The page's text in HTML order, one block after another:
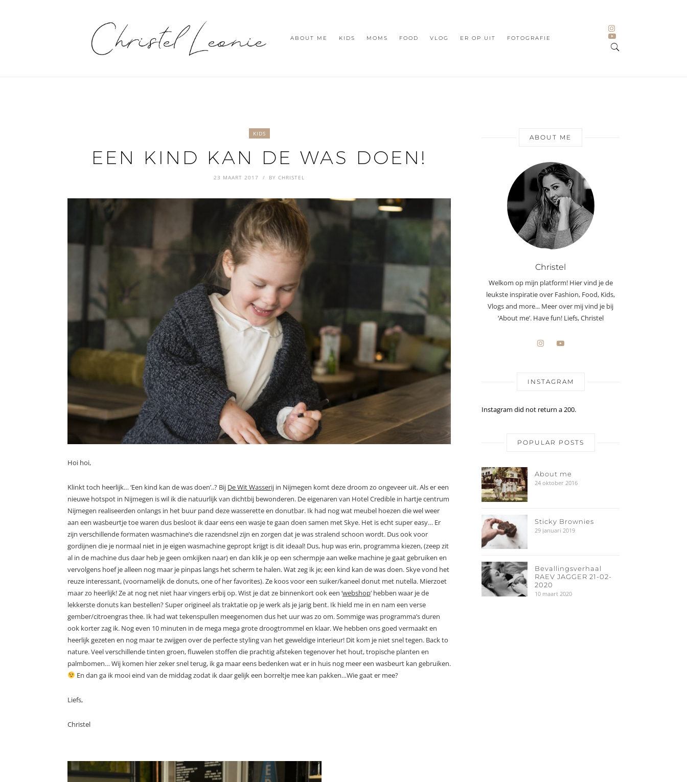
ABOUT ME KIDS MOMS FOOD VLOG ER OP UIT FOTOGRAFIE
KIDS
EEN KIND KAN DE WAS DOEN!
23 MAART 2017 BY CHRISTEL
Hoi hoi,
Klinkt toch heerlijk… ‘Een kind kan de was doen’..? Bij De Wit Wasserij in Nijmegen komt deze droom zo ongeveer uit. Als er een
nieuwe hotspot in Nijmegen is wil ik die natuurlijk van dichtbij bewonderen. De eigenaren van Hotel Credible in hartje centrum
Nijmegen realiseerden onlangs in het buur pand deze wasserette en donutbar. Ik had nog wat meubel hoezen die wel weer
aan een wasbeurtje toe waren dus besloot ik daar eens een wasje te gaan doen samen met Skye. Het is echt super easy… Er
zijn verschillende formaten wasmachine’s die razendsnel zijn en zorgen dat je was stralend schoon wordt. Dus ook voor
gordijnen die je normaal niet in je eigen wasmachine gepropt krijgt is dit ideaal! Dus, hup was erin, programma kiezen, (zeep zit
al in de machine dus daar heb je geen omkijken naar) en dan klik je op een schermpje aan welke machine je gaat gebruiken en
vervolgens hoef je alleen nog maar je pinpas langs het scherm te halen. Wat zeg ik je; een kind kan de was doen. Skye vond het
reuze interessant, (voornamelijk de donuts, one of her favorites). Ze koos voor een suiker/kaneel donut met nutella. Mierzoet
maar zo heerlijk! Ze at nog net niet haar vingers erbij op. Wist je dat ze binnenkort ook een ‘webshop‘ hebben waar je de
lekkerste donuts kan bestellen? Super origineel als traktatie op je werk als je jarig bent. Ik hield me in en nam een verse
gember/citroengras thee. Ik had wat tekenspullen meegenomen dus het uur was zo om. Sommige was programma’s duren
ook korter zag ik. Nog even 10 minuten in de mega mega grote droogtrommel en klaar. We hebben ons goed vermaakt en
heerlijk gezeten en nog maar te zwijgen over de perfecte styling van het geweldige interieur! Dit kom je niet snel tegen. Back to
nature. Veel verschillende tinten groen, fluwelen stoffen die prachtig afsteken tegenover het hout, tropische planten en
palmbomen… Wij komen hier zeker snel terug, ik ga maar eens bedenken wat er in huis nog meer een wasbeurt kan gebruiken.
En dan ga ik mooi eind van de middag zodat ik daar gelijk een borreltje mee kan pakken…Wie gaat er mee?
Liefs,
Christel
ABOUT ME
Christel
Welkom op mijn platform! Hier vind je de
leukste inspiratie over Fashion, Food, Kids,
Vlogs and more... Meer over mij vind je bij
‘About me’. Have fun! Liefs, Christel
INSTAGRAM
Instagram did not return a 200.
POPULAR POSTS
About me
24 oktober 2016
Sticky Brownies
29 januari 2019
Bevallingsverhaal
RAEV JAGGER 21-02-
2020
10 maart 2020